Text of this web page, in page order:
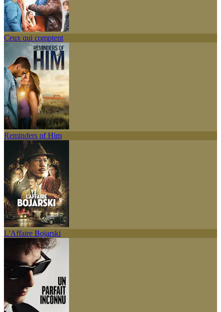
Ceux qui comptent
Reminders of Him
L'Affaire Bojarski